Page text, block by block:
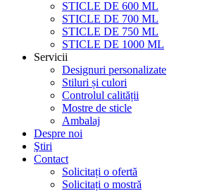
STICLE DE 600 ML
STICLE DE 700 ML
STICLE DE 750 ML
STICLE DE 1000 ML
Servicii
Designuri personalizate
Stiluri și culori
Controlul calității
Mostre de sticle
Ambalaj
Despre noi
Ştiri
Contact
Solicitați o ofertă
Solicitați o mostră